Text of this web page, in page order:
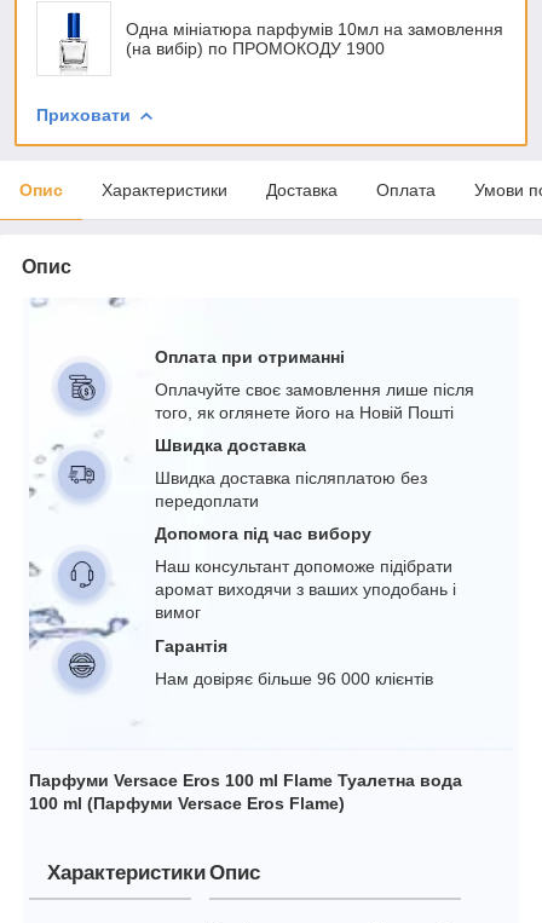
Одна мініатюра парфумів 10мл на замовлення
(на вибір) по ПРОМОКОДУ 1900
Приховати
Опис Характеристики Доставка Оплата Умови
Опис
Оплата при отриманні
Оплачуйте своє замовлення лише після
того, як оглянете його на Новій Пошті
Швидка доставка
Швидка доставка післяплатою без
передоплати
Допомога під час вибору
Наш консультант допоможе підібрати
аромат виходячи з ваших уподобань і
вимог
Гарантія
Нам довіряє більше 96 000 клієнтів
Парфуми Versace Eros 100 ml Flame Туалетна вода
100 ml (Парфуми Versace Eros Flame)
ХарактеристикиОпис